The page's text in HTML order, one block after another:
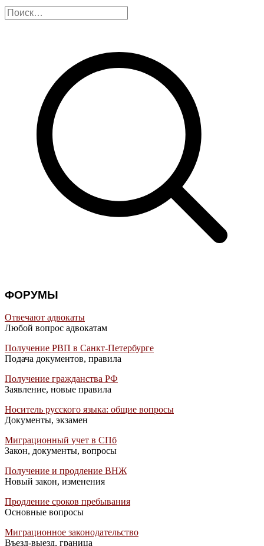
ФОРУМЫ
Отвечают адвокаты
Любой вопрос адвокатам
Получение РВП в Санкт-Петербурге
Подача документов, правила
Получение гражданства РФ
Заявление, новые правила
Носитель русского языка: общие вопросы
Документы, экзамен
Миграционный учет в СПб
Закон, документы, вопросы
Получение и продление ВНЖ
Новый закон, изменения
Продление сроков пребывания
Основные вопросы
Миграционное законодательство
Въезд-выезд, граница